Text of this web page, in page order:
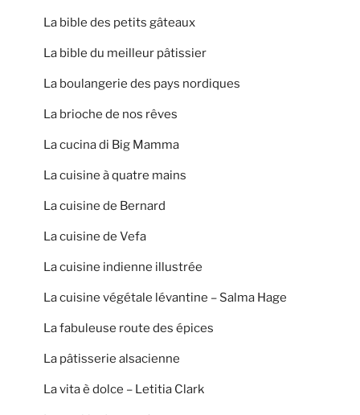
La bible des petits gâteaux
La bible du meilleur pâtissier
La boulangerie des pays nordiques
La brioche de nos rêves
La cucina di Big Mamma
La cuisine à quatre mains
La cuisine de Bernard
La cuisine de Vefa
La cuisine indienne illustrée
La cuisine végétale lévantine – Salma Hage
La fabuleuse route des épices
La pâtisserie alsacienne
La vita è dolce – Letitia Clark